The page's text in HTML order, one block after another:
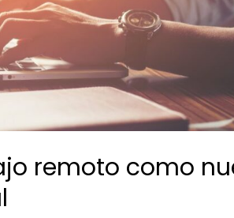
remoto como